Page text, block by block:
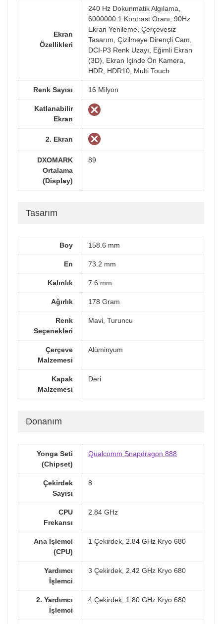
Ekran
Özellikleri
240 Hz Dokunmatik Algılama,
6000000:1 Kontrast Oranı, 90Hz
Ekran Yenileme, Çerçevesiz
Tasarım, Çizilmeye Dirençli Cam,
DCI-P3 Renk Uzayı, Eğimli Ekran
(3D), Ekran İçinde Ön Kamera,
HDR, HDR10, Multi Touch
Renk Sayısı 16 Milyon
Katlanabilir
Ekran
2. Ekran
DXOMARK
Ortalama
(Display)
89
Tasarım
Boy 158.6 mm
En 73.2 mm
Kalınlık 7.6 mm
Ağırlık 178 Gram
Renk
Seçenekleri
Mavi, Turuncu
Çerçeve
Malzemesi
Alüminyum
Kapak
Malzemesi
Deri
Donanım
Yonga Seti
(Chipset)
Qualcomm Snapdragon 888
Çekirdek
Sayısı
8
CPU
Frekansı
2.84 GHz
Ana İşlemci
(CPU)
1 Çekirdek, 2.84 GHz Kryo 680
Yardımcı
İşlemci
3 Çekirdek, 2.42 GHz Kryo 680
2. Yardımcı
İşlemci
4 Çekirdek, 1.80 GHz Kryo 680